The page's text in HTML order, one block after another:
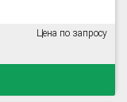
Цена по запросу